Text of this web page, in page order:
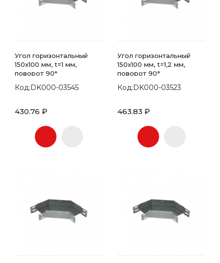
Угол горизонтальный
150x100 мм, t=1 мм,
поворот 90°
Код:DK000-03545
430.76 ₽
Угол горизонтальный
150x100 мм, t=1,2 мм,
поворот 90°
Код:DK000-03523
463.83 ₽